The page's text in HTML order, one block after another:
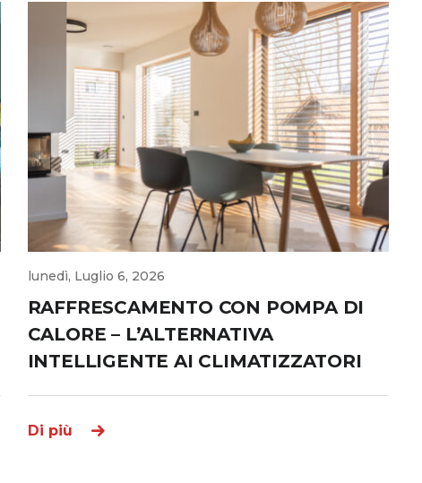
lunedì, Luglio 6, 2026
RAFFRESCAMENTO CON POMPA DI
CALORE – L’ALTERNATIVA
INTELLIGENTE AI CLIMATIZZATORI
Di più